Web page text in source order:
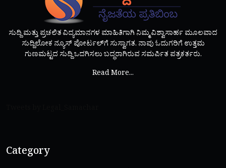
ಸುದ್ದಿ ಮತ್ತು ಪ್ರಚಲಿತ ವಿದ್ಯಮಾನಗಳ ಮಾಹಿತಿಗಾಗಿ ನಿಮ್ಮ ವಿಶ್ವಾಸಾರ್ಹ ಮೂಲವಾದ
ಸುದ್ದಿಲೋಕ ನ್ಯೂಸ್ ಪೋರ್ಟಲ್‌ಗೆ ಸುಸ್ವಾಗತ. ನಾವು ಓದುಗರಿಗೆ ಉತ್ತಮ
ಗುಣಮಟ್ಟದ ಸುದ್ದಿ ಒದಗಿಸಲು ಬದ್ಧರಾಗಿರುವ ಸಮರ್ಪಿತ ಪತ್ರಕರ್ತರು.
Read More...
Category